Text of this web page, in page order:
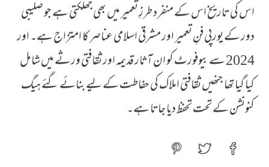
اس کی تاریخ اس کے منفرد طرزِ تعمیر میں بھی جھلکتی ہے جو صلیبی
دور کے یورپی فنِ تعمیر اور مشرقی اسلامی عناصر کا امتزاج ہے۔ اور
2024 سے بیوفورٹ کو ان آثار قدیمہ اور ثقافتی ورثے میں شامل
کیا گیا تھا جنھیں ثقافتی املاک کی حفاطت کے لیے بنائے گئے ہیگ
کنونشن کے تحت تحفظ دیا جاتا ہے۔